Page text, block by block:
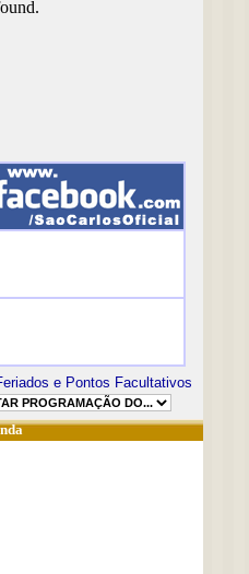
e Pontos Facultativos